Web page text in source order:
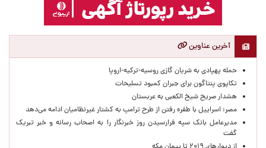
آخرین عناوین
حمله پهپادی به شریان گازی روسیه-ترکیه-اروپا
تکاپوی پنتاگون برای جبران کمبود تسلیحات
هشدار صریح شیخ الکعبی به عربستان
مصر: اسراییل با طفره رفتن از طرح ترامپ به کشتار غیرنظامیان ادامه می‌دهد
مدیرعامل بانک سپه فرارسیدن روز خبرنگار را به اصحاب رسانه و خبر تبریک
گفت